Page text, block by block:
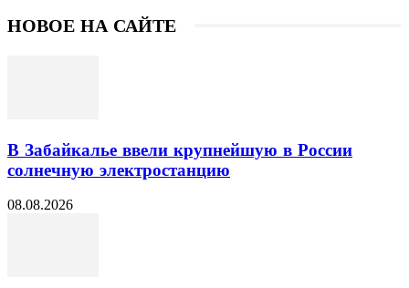
НОВОЕ НА САЙТЕ
В Забайкалье ввели крупнейшую в России
солнечную электростанцию
08.08.2026